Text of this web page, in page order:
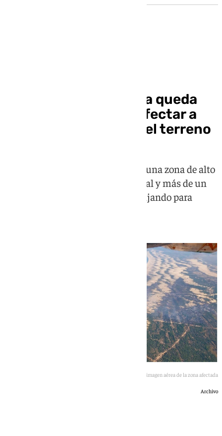
El incendio de Doñana queda
«estabilizado» tras afectar a
más 300 hectáreas del terreno
El fuego permanece confinado en una zona de alto
valor ecológico del Parque Nacional y más de un
centenar de efectivos siguen trabajando para
Los bomberos trabajando sobre el terreno y una imagen aérea de la zona afectada
Archivo